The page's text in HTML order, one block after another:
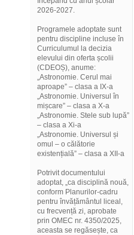
2026-2027.
Programele adoptate sunt
pentru discipline incluse în
Curriculumul la decizia
elevului din oferta școlii
(CDEOȘ), anume:
„Astronomie. Cerul mai
aproape” – clasa a IX-a
„Astronomie. Universul în
mișcare” – clasa a X-a
„Astronomie. Stele sub lupă”
– clasa a Xi-a
„Astronomie. Universul și
omul – o călătorie
existențială” – clasa a XII-a
Potrivit documentului
adoptat, „ca disciplină nouă,
conform Planurilor-cadru
pentru învățământul liceal,
cu frecvență zi, aprobate
prin OMEC nr. 4350/2025,
aceasta se regăsește, ca